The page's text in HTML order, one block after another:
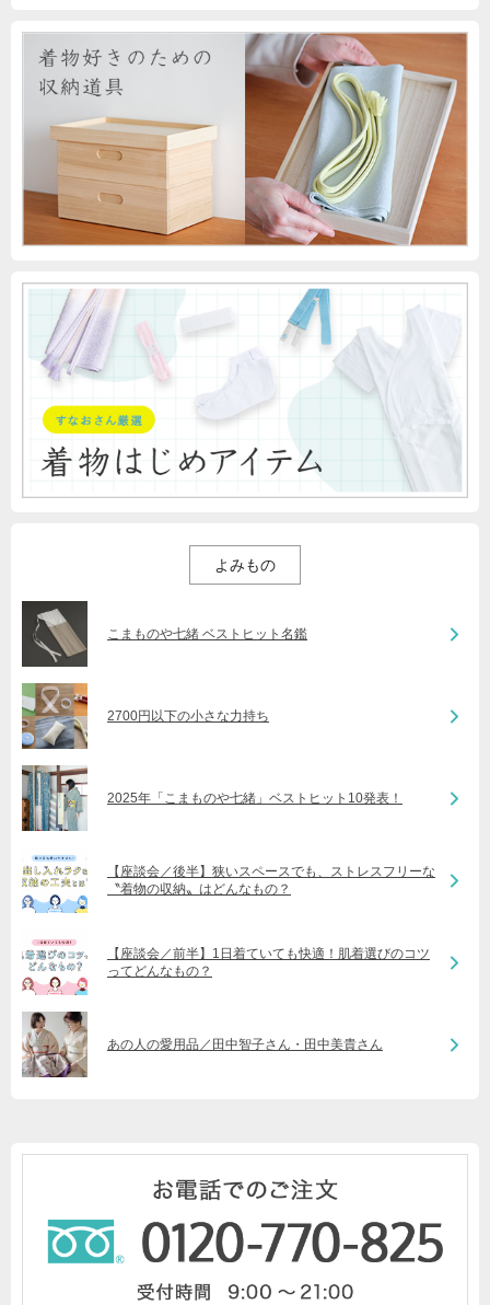
よみもの
こまものや七緒 ベストヒット名鑑
2700円以下の小さな力持ち
2025年「こまものや七緒」ベストヒット10発表！
【座談会／後半】狭いスペースでも、ストレスフリーな
〝着物の収納〟はどんなもの？
【座談会／前半】1日着ていても快適！肌着選びのコツ
ってどんなもの？
あの人の愛用品／田中智子さん・田中美貴さん